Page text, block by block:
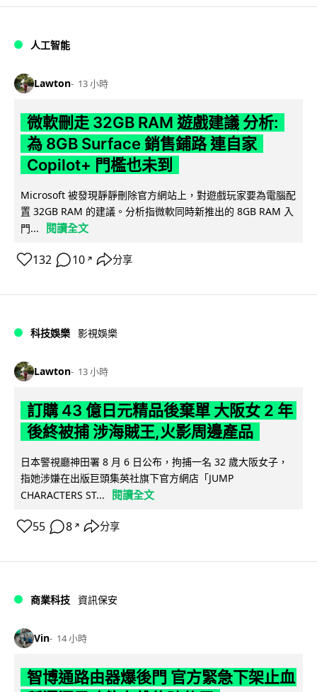
人工智能
Lawton 13 小時
微軟刪走 32GB RAM 遊戲建議 分析:
為 8GB Surface 銷售鋪路 連自家
Copilot+ 門檻也未到
Microsoft 被發現靜靜刪除官方網站上，對遊戲玩家要為電腦配
置 32GB RAM 的建議。分析指微軟同時新推出的 8GB RAM 入
門...
閱讀全文
132 10 ↗ 分享
科技娛樂 影視娛樂
Lawton 13 小時
訂購 43 億日元精品後棄單 大阪女 2 年
後終被捕 涉海賊王,火影周邊產品
日本警視廳神田署 8 月 6 日公布，拘捕一名 32 歲大阪女子，
指她涉嫌在出版巨頭集英社旗下官方網店「JUMP
CHARACTERS ST...
閱讀全文
55 8 ↗ 分享
商業科技 資訊保安
Vin 14 小時
智博通路由器爆後門 官方緊急下架止血